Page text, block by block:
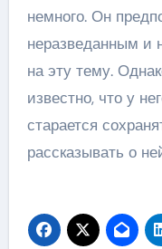
немного. Он
неразведанным и
на эту тему.
известно, что у
старается
рассказывать о